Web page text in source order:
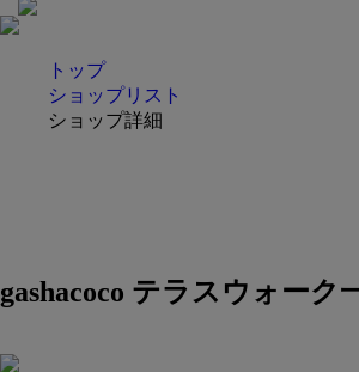
トップ
ショップリスト
ショップ詳細
gashacoco テラスウォーク